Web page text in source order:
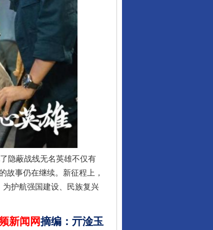
隐蔽战线无名英雄不仅有
故事仍在继续。新征程上，
护航强国建设、民族复兴
新闻网摘编 ： 亓淦玉
让核能赋能千行百业
从数据变化看反腐深化